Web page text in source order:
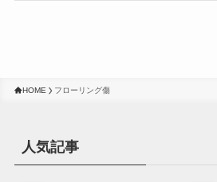
HOME フローリング傷
人気記事